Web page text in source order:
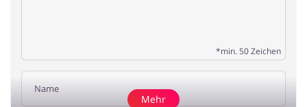
*min. 50 Zeichen
Mehr